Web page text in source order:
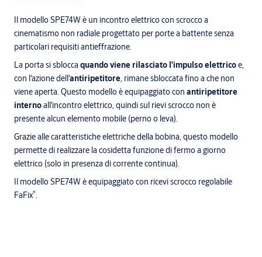
Il modello SPE74W è un incontro elettrico con scrocco a
cinematismo non radiale progettato per porte a battente senza
particolari requisiti antieffrazione.
La porta si sbloccaquando viene rilasciato l'impulso elettricoe,
con l'azione dell'antiripetitore, rimane sbloccata fino a che non
viene aperta. Questo modello è equipaggiato con antiripetitore
internoall'incontro elettrico, quindi sul rievi scrocco non è
presente alcun elemento mobile (perno o leva).
Grazie alle caratteristiche elettriche della bobina, questo modello
permette di realizzare la cosidetta funzione di fermo a giorno
elettrico (solo in presenza di corrente continua).
Il modello SPE74W è equipaggiato con ricevi scrocco regolabile
FaFix®.